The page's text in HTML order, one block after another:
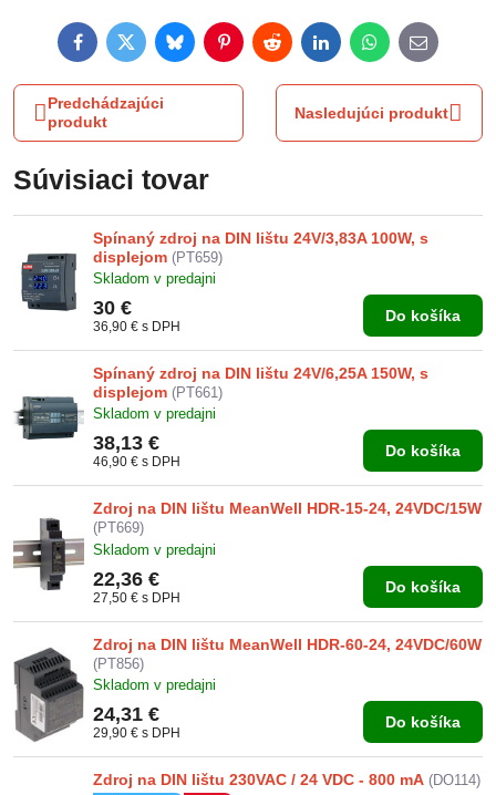
FacebookTwitterBlueskyPinterestRedditLinkedInWhatsApp
E-
mail
Predchádzajúci
produkt
Nasledujúci produkt
Súvisiaci tovar
Spínaný zdroj na DIN lištu 24V/3,83A 100W, s
displejom (PT659)
Skladom v predajni
30 €
36,90 € s DPH
Do košíka
Spínaný zdroj na DIN lištu 24V/6,25A 150W, s
displejom (PT661)
Skladom v predajni
38,13 €
46,90 € s DPH
Do košíka
Zdroj na DIN lištu MeanWell HDR-15-24, 24VDC/15W
(PT669)
Skladom v predajni
22,36 €
27,50 € s DPH
Do košíka
Zdroj na DIN lištu MeanWell HDR-60-24, 24VDC/60W
(PT856)
Skladom v predajni
24,31 €
29,90 € s DPH
Do košíka
Zdroj na DIN lištu 230VAC / 24 VDC - 800 mA (DO114)